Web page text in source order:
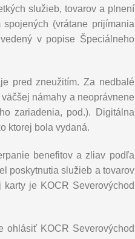
služieb, tovarov a plnení
(vrátane prijímania
v popise Špeciálneho
pred zneužitím. Za nedbalé
námahy a neoprávnene
zariadenia, pod.). Digitálna
ktorej bola vydaná.
benefitov a zliav podľa
poskytnutia služieb a tovarov
je KOCR Severovýchod
ohlásiť KOCR Severovýchod